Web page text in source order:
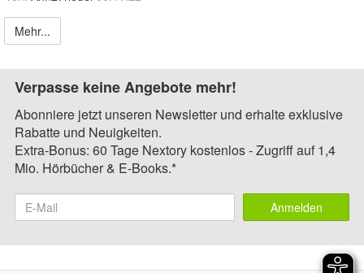
Mehr...
Verpasse keine Angebote mehr!
Abonniere jetzt unseren Newsletter und erhalte exklusive
Rabatte und Neuigkeiten.
Extra-Bonus: 60 Tage Nextory kostenlos - Zugriff auf 1,4
Mio. Hörbücher & E-Books.*
Anmelden